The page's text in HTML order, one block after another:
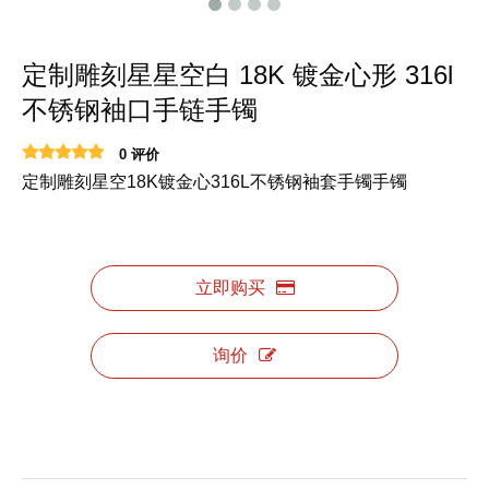
定制雕刻星星空白 18K 镀金心形 316l
不锈钢袖口手链手镯
0 评价
定制雕刻星空18K镀金心316L不锈钢袖套手镯手镯
立即购买
询价